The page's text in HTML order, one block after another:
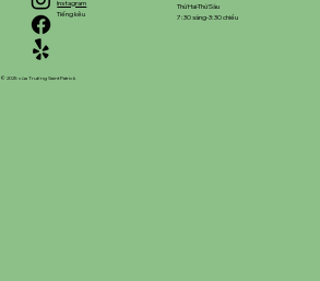
Instagram
Tiếng kêu
© 2025 của Trường Saint Patrick
Thứ Hai-Thứ Sáu
7:30 sáng-3:30 chiều